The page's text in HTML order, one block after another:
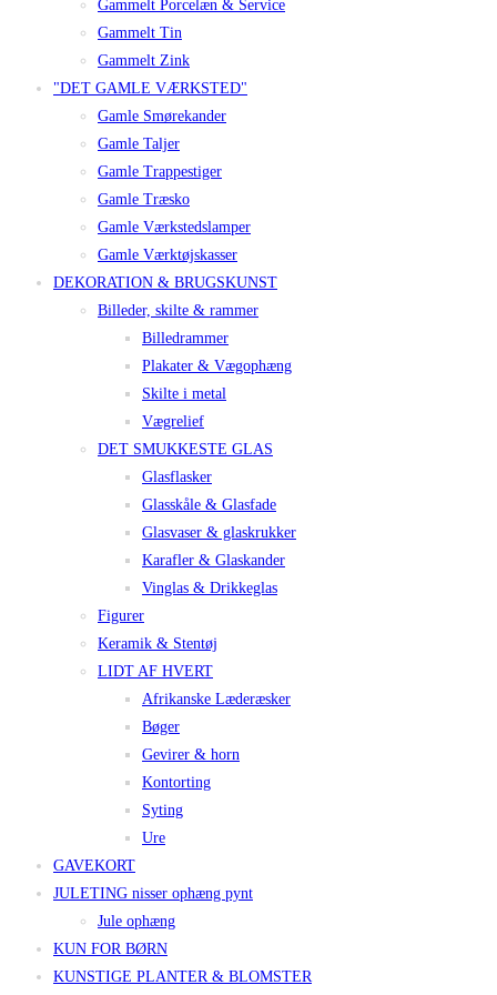
Gammelt Porcelæn & Service
Gammelt Tin
Gammelt Zink
"DET GAMLE VÆRKSTED"
Gamle Smørekander
Gamle Taljer
Gamle Trappestiger
Gamle Træsko
Gamle Værkstedslamper
Gamle Værktøjskasser
DEKORATION & BRUGSKUNST
Billeder, skilte & rammer
Billedrammer
Plakater & Vægophæng
Skilte i metal
Vægrelief
DET SMUKKESTE GLAS
Glasflasker
Glasskåle & Glasfade
Glasvaser & glaskrukker
Karafler & Glaskander
Vinglas & Drikkeglas
Figurer
Keramik & Stentøj
LIDT AF HVERT
Afrikanske Læderæsker
Bøger
Gevirer & horn
Kontorting
Syting
Ure
GAVEKORT
JULETING nisser ophæng pynt
Jule ophæng
KUN FOR BØRN
KUNSTIGE PLANTER & BLOMSTER